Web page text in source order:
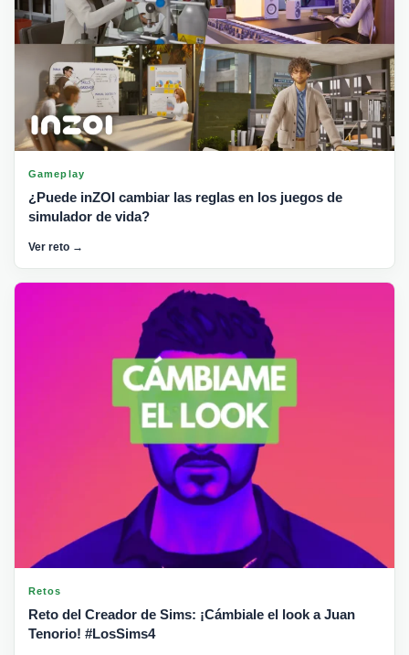
Gameplay
¿Puede inZOI cambiar las reglas en los juegos de
simulador de vida?
Ver reto →
Retos
Reto del Creador de Sims: ¡Cámbiale el look a Juan
Tenorio! #LosSims4